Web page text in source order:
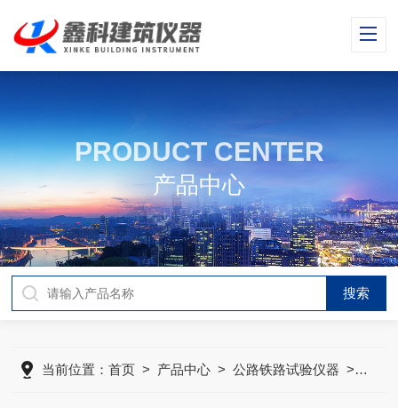
PRODUCT CENTER
产品中心
当前位置：首页 > 产品中心 >公路铁路试验仪器 > 路面